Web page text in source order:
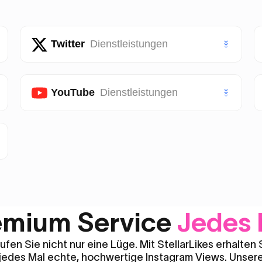
Twitter Dienstleistungen
Twitter (X) Likes
YouTube Dienstleistungen
Youtube Shorts Likes
Service Jedes
Sie nicht nur eine Lüge. Mit StellarLikes erhalten
jedes Mal echte, hochwertige Instagram Views.